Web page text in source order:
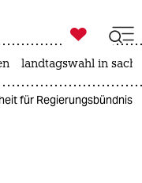

taz zahl ich
landtagswahl in
für Regierungsbündnis